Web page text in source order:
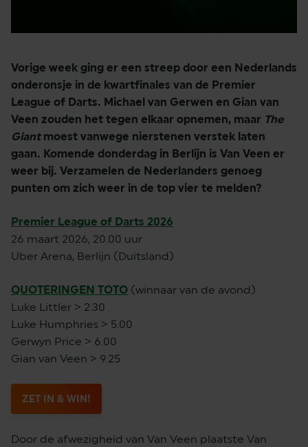
Vorige week ging er een streep door een Nederlands
onderonsje in de kwartfinales van de Premier
League of Darts. Michael van Gerwen en Gian van
Veen zouden het tegen elkaar opnemen, maar The
Giantmoest vanwege nierstenen verstek laten
gaan. Komende donderdag in Berlijn is Van Veen er
weer bij. Verzamelen de Nederlanders genoeg
punten om zich weer in de top vier te melden?
Premier League of Darts 2026
26 maart 2026, 20.00 uur
Uber Arena, Berlijn (Duitsland)
QUOTERINGEN TOTO (winnaar van de avond)
Luke Littler > 2.30
Luke Humphries > 5.00
Gerwyn Price > 6.00
Gian van Veen > 9.25
ZET IN & WIN!
Door de afwezigheid van Van Veen plaatste Van